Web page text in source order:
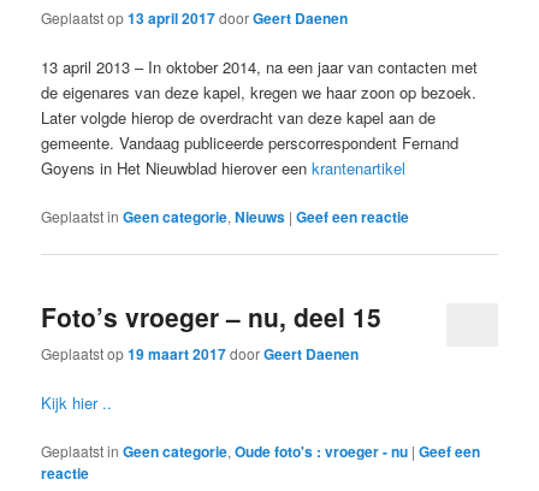
Geplaatst op13 april 2017doorGeert Daenen
13 april 2013 – In oktober 2014, na een jaar van contacten met
de eigenares van deze kapel, kregen we haar zoon op bezoek.
Later volgde hierop de overdracht van deze kapel aan de
gemeente. Vandaag publiceerde perscorrespondent Fernand
Goyens in Het Nieuwblad hierover eenkrantenartikel
Geplaatst in Geen categorie,Nieuws |Geef een reactie
Foto’s vroeger – nu, deel 15
Geplaatst op19 maart 2017doorGeert Daenen
Kijk hier ..
Geplaatst in Geen categorie,Oude foto's : vroeger - nu |Geef een
reactie